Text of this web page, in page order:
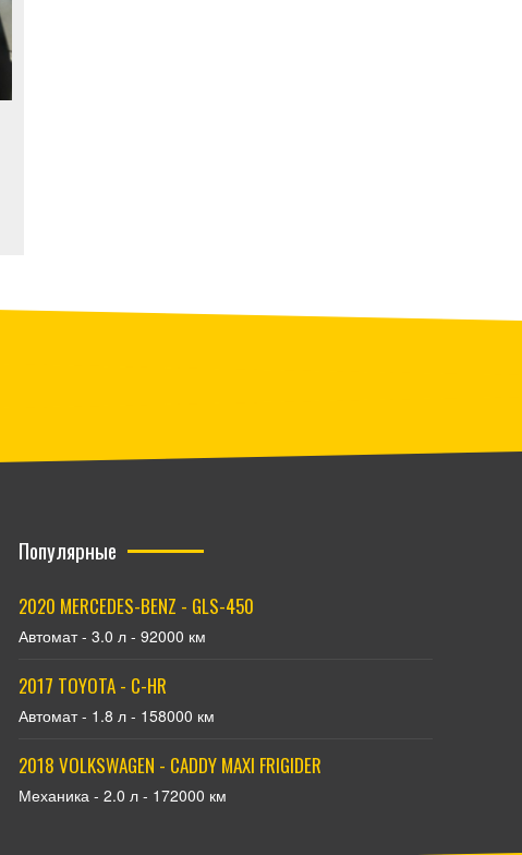
Популярные
2020 MERCEDES-BENZ - GLS-450
Автомат - 3.0 л - 92000 км
2017 TOYOTA - C-HR
Автомат - 1.8 л - 158000 км
2018 VOLKSWAGEN - CADDY MAXI FRIGIDER
Механика - 2.0 л - 172000 км